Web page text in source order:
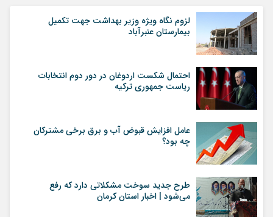
لزوم نگاه ویژه وزیر بهداشت جهت تکمیل
بیمارستان عنبرآباد
احتمال شکست اردوغان در دور دوم انتخابات
ریاست جمهوری ترکیه
عامل افزایش قبوض آب و برق برخی مشترکان
چه بود؟
طرح جدید سوخت مشکلاتی دارد که رفع
می‌شود | اخبار استان کرمان